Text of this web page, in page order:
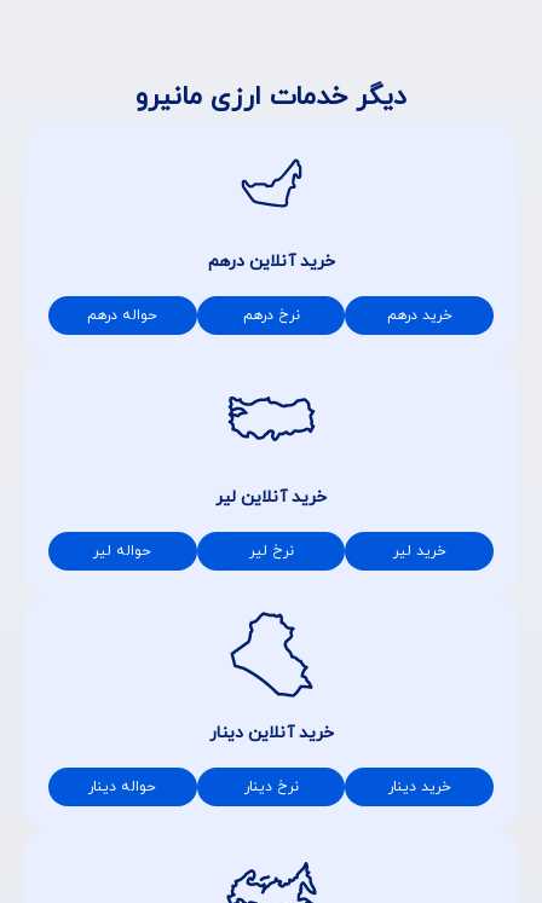
دیگر خدمات ارزی مانیرو
خرید آنلاین درهم
خرید درهم نرخ درهم حواله درهم
خرید آنلاین لیر
خرید لیر نرخ لیر حواله لیر
خرید آنلاین دینار
خرید دینار نرخ دینار حواله دینار